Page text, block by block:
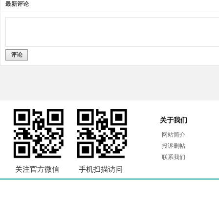
最新评论
评论
关注官方微信 手机扫描访问
关于我们
网站简介
投诉删帖
联系我们